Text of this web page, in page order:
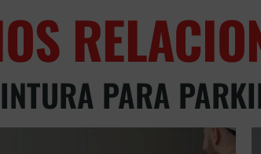
PARA